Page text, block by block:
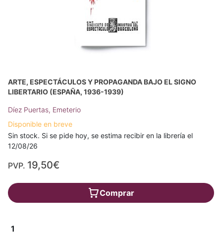
ARTE, ESPECTÁCULOS Y PROPAGANDA BAJO EL SIGNO
LIBERTARIO (ESPAÑA, 1936-1939)
Díez Puertas, Emeterio
Disponible en breve
Sin stock. Si se pide hoy, se estima recibir en la librería el
12/08/26
PVP. 19,50€
Comprar
1